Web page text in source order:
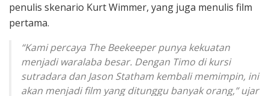
penulis skenario Kurt Wimmer, yang juga menulis film
pertama.
“Kami percaya The Beekeeper punya kekuatan
menjadi waralaba besar. Dengan Timo di kursi
sutradara dan Jason Statham kembali memimpin, ini
akan menjadi film yang ditunggu banyak orang,” ujar